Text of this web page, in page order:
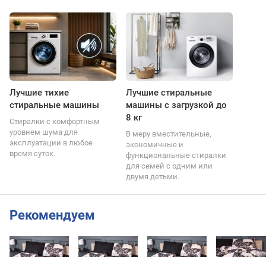
Лучшие тихие
стиральные машины
Стиралки с комфортным
уровнем шума для
эксплуатации в любое
время суток.
Лучшие стиральные
машины с загрузкой до
8 кг
В меру вместительные,
экономичные и
функциональные стиралки
для семей с одним или
двумя детьми.
Рекомендуем